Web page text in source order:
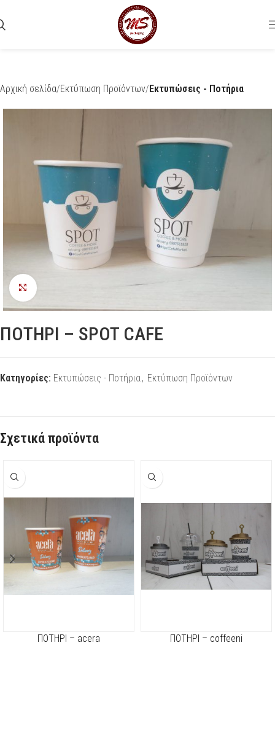
Αρχική σελίδα Εκτύπωση Προϊόντων Εκτυπώσεις - Ποτήρια
Προβολή
ΠΟΤΗΡΙ – SPOT CAFE
Κατηγορίες: Εκτυπώσεις - Ποτήρια , Εκτύπωση Προϊόντων
Σχετικά προϊόντα
ΠΟΤΗΡΙ – acera ΠΟΤΗΡΙ – coffeeni